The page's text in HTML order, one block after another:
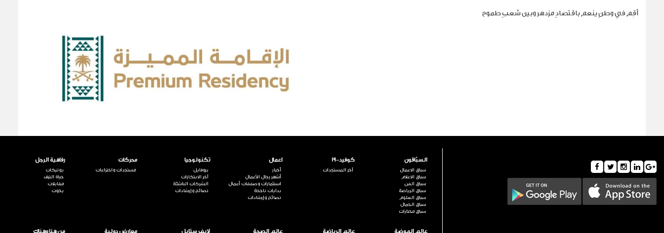
أقِم في وطنٍ ينعم باقتصادٍ مزدهر وبين شعبٍ طموح
السبّاقون
سباق الاعمال
سباق الاعلام
سباق الفن
سباق الرياضة
سباق العلوم
سباق الجمال
سباق مختارات
كوفيد-19
آخر المستجدات
اعمال
أخبار
أشهر رجال الأعمال
استثمارات وصفقات أعمال
بدايات ناجحة
نصائح وإرشادات
تكنولوجيا
بروفايل
آخر الابتكارات
الشركات الناشئة
نصائح وإرشادات
محركات
مستجدات واختراعات
رفاهية الرجل
بوتيكات
حياة الترف
مقابلات
يخوت
عالم الموضة عالم الرياضة عالم الصحة لايف ستايل معارض دولية من هنا وهناك